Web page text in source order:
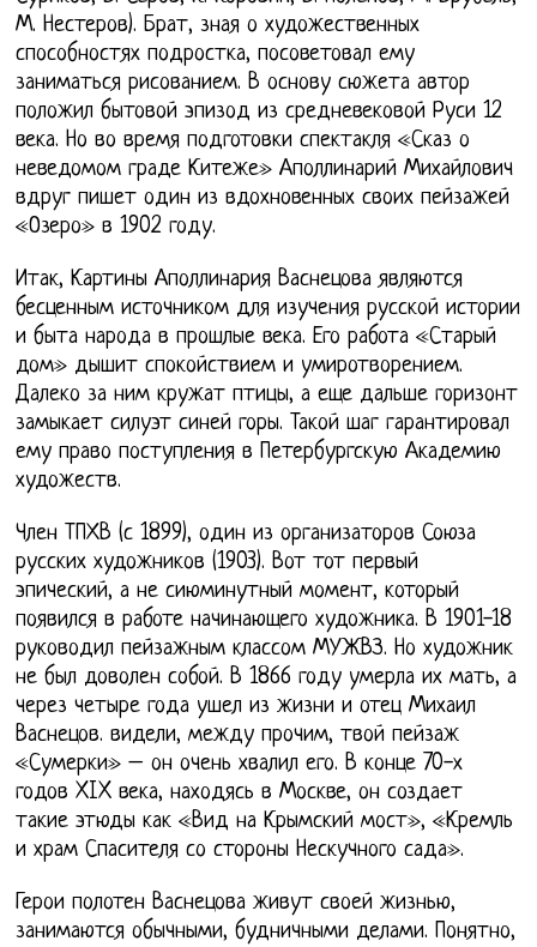
М. Нестеров). Брат, зная о художественных
способностях подростка, посоветовал ему
заниматься рисованием. В основу сюжета автор
положил бытовой эпизод из средневековой Руси 12
века. Но во время подготовки спектакля «Сказ о
неведомом граде Китеже» Аполлинарий Михайлович
вдруг пишет один из вдохновенных своих пейзажей
«Озеро» в 1902 году.
Итак, Картины Аполлинария Васнецова являются
бесценным источником для изучения русской истории
и быта народа в прошлые века. Его работа «Старый
дом» дышит спокойствием и умиротворением.
Далеко за ним кружат птицы, а еще дальше горизонт
замыкает силуэт синей горы. Такой шаг гарантировал
ему право поступления в Петербургскую Академию
художеств.
Член ТПХВ (с 1899), один из организаторов Союза
русских художников (1903). Вот тот первый
эпический, а не сиюминутный момент, который
появился в работе начинающего художника. В 1901-18
руководил пейзажным классом МУЖВЗ. Но художник
не был доволен собой. В 1866 году умерла их мать, а
через четыре года ушел из жизни и отец Михаил
Васнецов. видели, между прочим, твой пейзаж
«Сумерки» – он очень хвалил его. В конце 70-х
годов XIX века, находясь в Москве, он создает
такие этюды как «Вид на Крымский мост», «Кремль
и храм Спасителя со стороны Нескучного сада».
Герои полотен Васнецова живут своей жизнью,
занимаются обычными, будничными делами. Понятно,